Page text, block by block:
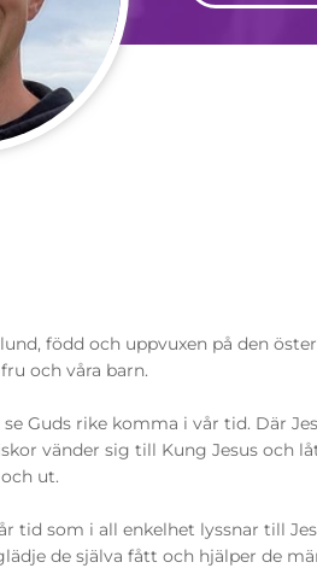
född och uppvuxen på den
och våra barn.
Guds rike komma i vår tid. Där
vänder sig till Kung Jesus och
ut.
tid som i all enkelhet lyssnar till
de själva fått och hjälper de